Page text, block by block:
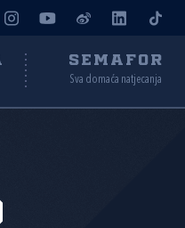
SEMAFOR
Sva domaća natjecanja